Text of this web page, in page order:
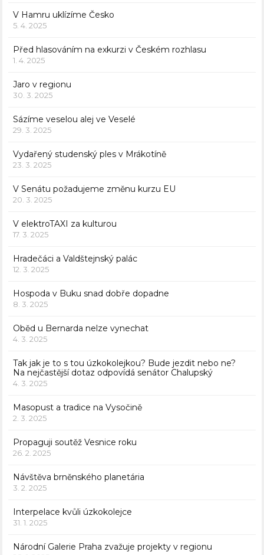
V Hamru uklízíme Česko
5. 4. 2025
Před hlasováním na exkurzi v Českém rozhlasu
1. 4. 2025
Jaro v regionu
30. 3. 2025
Sázíme veselou alej ve Veselé
29. 3. 2025
Vydařený studenský ples v Mrákotíně
23. 3. 2025
V Senátu požadujeme změnu kurzu EU
20. 3. 2025
V elektroTAXI za kulturou
17. 3. 2025
Hradečáci a Valdštejnský palác
12. 3. 2025
Hospoda v Buku snad dobře dopadne
8. 3. 2025
Oběd u Bernarda nelze vynechat
4. 3. 2025
Tak jak je to s tou úzkokolejkou? Bude jezdit nebo ne?
Na nejčastější dotaz odpovídá senátor Chalupský
4. 3. 2025
Masopust a tradice na Vysočině
2. 3. 2025
Propaguji soutěž Vesnice roku
26. 2. 2025
Návštěva brněnského planetária
3. 2. 2025
Interpelace kvůli úzkokolejce
31. 1. 2025
Národní Galerie Praha zvažuje projekty v regionu